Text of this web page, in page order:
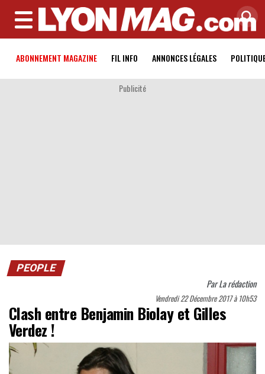
MENU
ABONNEMENT MAGAZINE FIL INFO ANNONCES LÉGALES
Publicité
PEOPLE
ParLa rédaction
Vendredi 22 Décembre 2017 à 10h53
Clash entre Benjamin Biolay et Gilles
Verdez !